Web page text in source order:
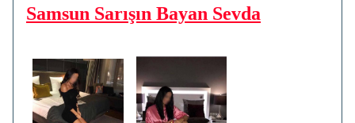
Samsun Sarışın Bayan Sevda